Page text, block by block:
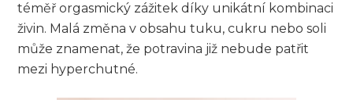
téměř orgasmický zážitek díky unikátní kombinaci
živin. Malá změna v obsahu tuku, cukru nebo soli
může znamenat, že potravina již nebude patřit
mezi hyperchutné.